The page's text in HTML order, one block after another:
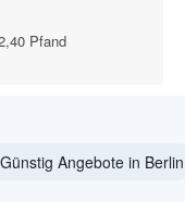
Pfand
Angebote in Berlin